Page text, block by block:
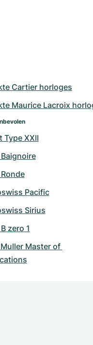
Cartier horloges
Maurice Lacroix
Type XXII
Pacific
Sirius
zero 1
Master of